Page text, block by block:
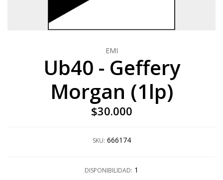
EMI
Ub40 - Geffery
Morgan (1lp)
$30.000
SKU: 666174
DISPONIBILIDAD: 1